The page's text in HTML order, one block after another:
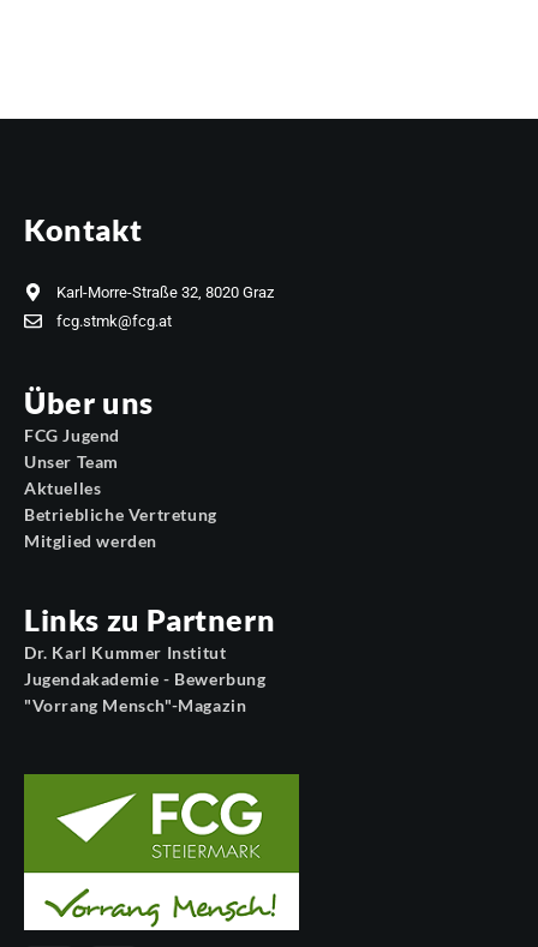
Kontakt
Karl-Morre-Straße 32, 8020 Graz
fcg.stmk@fcg.at
Über uns
FCG Jugend
Unser Team
Aktuelles
Betriebliche Vertretung
Mitglied werden
Links zu Partnern
Dr. Karl Kummer Institut
Jugendakademie - Bewerbung
"Vorrang Mensch"-Magazin